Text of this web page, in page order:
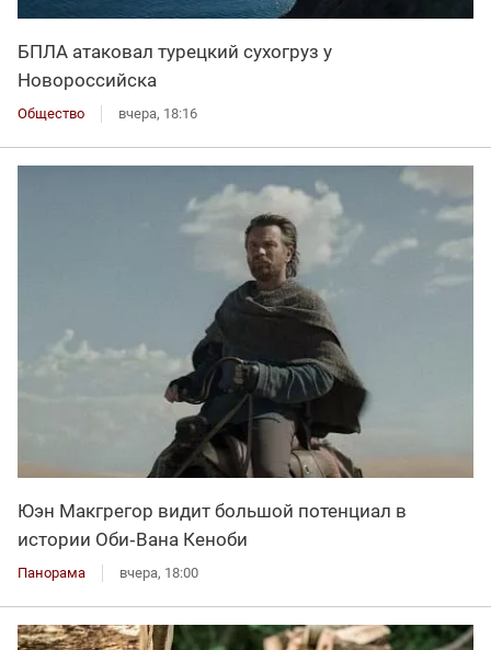
БПЛА атаковал турецкий сухогруз у
Новороссийска
Общество вчера, 18:16
Юэн Макгрегор видит большой потенциал в
истории Оби‑Вана Кеноби
Панорама вчера, 18:00